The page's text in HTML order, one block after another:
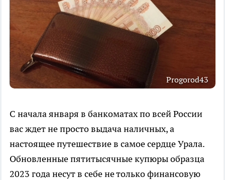
Progorod43
С начала января в банкоматах по всей России
вас ждет не просто выдача наличных, а
настоящее путешествие в самое сердце Урала.
Обновленные пятитысячные купюры образца
2023 года несут в себе не только финансовую